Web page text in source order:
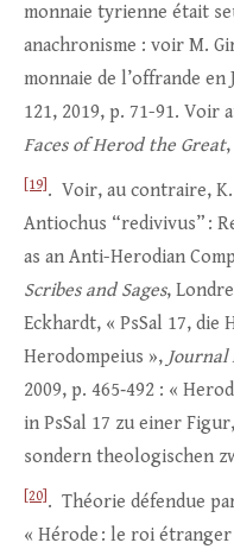
monnaie tyrienne était
anachronisme : voir M.
monnaie de l’offrande en
121, 2019, p. 71-91. Voir
Faces of Herod the Great,
[19] . Voir, au contraire,
Antiochus “redivivus” :
as an Anti-Herodian
Scribes and Sages,
Eckhardt, « PsSal 17, die
Herodompeius », Journal
2009, p. 465‑492 : «
in PsSal 17 zu einer
sondern theologischen
[20] . Théorie défendue
« Hérode : le roi étranger